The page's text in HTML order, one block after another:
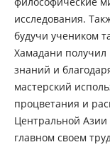
исследования.
будучи учеником
Хамадани получил
знаний и
мастерский
процветания и
Центральной Азии
главном своем